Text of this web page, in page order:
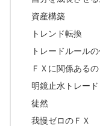
資産構築
トレンド転換
トレードルール
ＦＸに関係ある
明鏡止水トレード
徒然
我慢ゼロのＦＸ